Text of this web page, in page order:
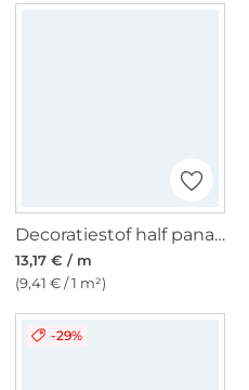
Decoratiestof half panama Stripe Art, naturel
13,17 € / m
(9,41 € / 1 m²)
-29%